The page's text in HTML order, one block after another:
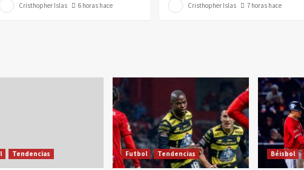
Cristhopher Islas 6 horas hace Cristhopher Islas 7 horas hace
Tendencias Futbol Tendencias Béisbol